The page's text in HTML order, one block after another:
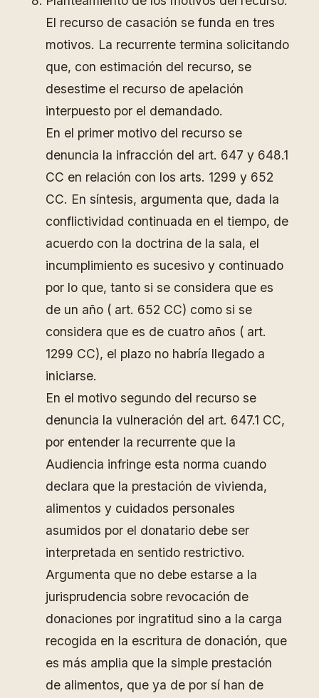
El recurso de casación se funda en tres
motivos. La recurrente termina solicitando
que, con estimación del recurso, se
desestime el recurso de apelación
interpuesto por el demandado.
En el primer motivo del recurso se
denuncia la infracción del art. 647 y 648.1
CC en relación con los arts. 1299 y 652
CC. En síntesis, argumenta que, dada la
conflictividad continuada en el tiempo, de
acuerdo con la doctrina de la sala, el
incumplimiento es sucesivo y continuado
por lo que, tanto si se considera que es
de un año ( art. 652 CC) como si se
considera que es de cuatro años ( art.
1299 CC), el plazo no habría llegado a
iniciarse.
En el motivo segundo del recurso se
denuncia la vulneración del art. 647.1 CC,
por entender la recurrente que la
Audiencia infringe esta norma cuando
declara que la prestación de vivienda,
alimentos y cuidados personales
asumidos por el donatario debe ser
interpretada en sentido restrictivo.
Argumenta que no debe estarse a la
jurisprudencia sobre revocación de
donaciones por ingratitud sino a la carga
recogida en la escritura de donación, que
es más amplia que la simple prestación
de alimentos, que ya de por sí han de